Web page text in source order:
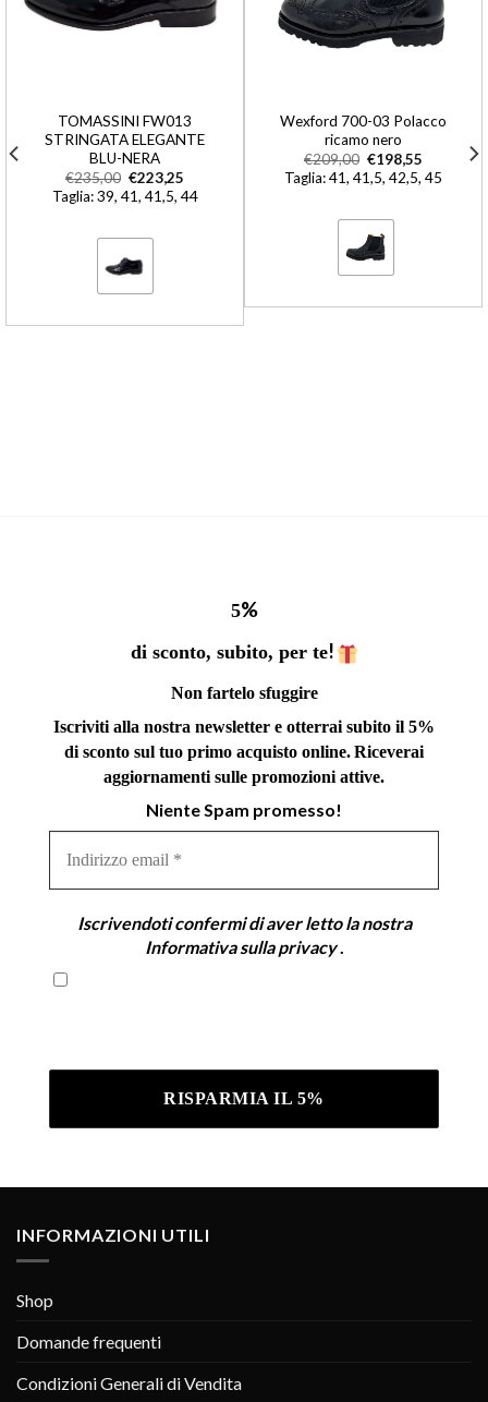
TOMASSINI FW013
STRINGATA ELEGANTE
BLU-NERA
€235,00 €223,25
Taglia: 39, 41, 41,5, 44
Wexford 700-03 Polacco
ricamo nero
€209,00 €198,55
Taglia: 41, 41,5, 42,5, 45
5%
di sconto, subito, per te!
Non fartelo sfuggire
Iscriviti alla nostra newsletter e otterrai subito il 5%
di sconto sul tuo primo acquisto online.Riceverai
aggiornamenti sulle promozioni attive.
Niente Spam promesso!
email
Iscrivendoti confermi di aver letto la nostra
Informativa sulla privacy
INFORMAZIONI UTILI
Shop
Domande frequenti
Condizioni Generali di Vendita